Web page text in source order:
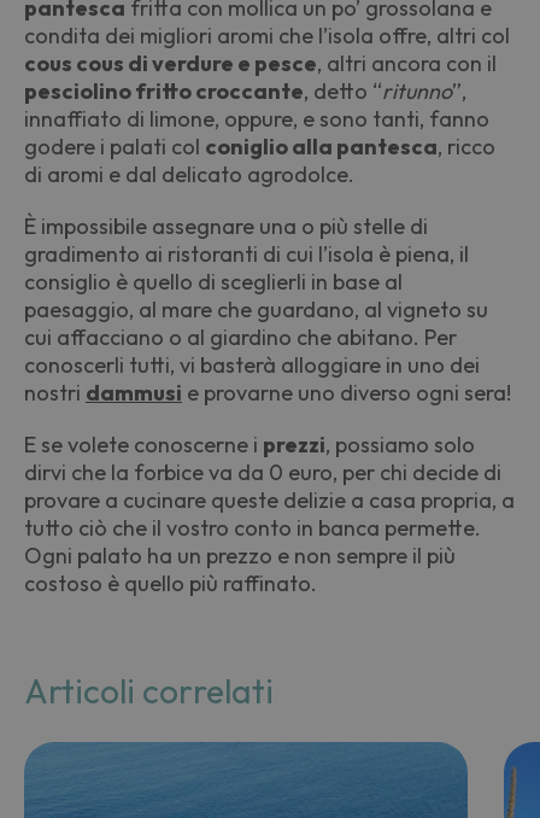
pantesca fritta con mollica un po’ grossolana e
condita dei migliori aromi che l’isola offre, altri col
cous cous di verdure e pesce, altri ancora con il
pesciolino fritto croccante, detto “ritunno”,
innaffiato di limone, oppure, e sono tanti, fanno
godere i palati col coniglio alla pantesca, ricco
di aromi e dal delicato agrodolce.
È impossibile assegnare una o più stelle di
gradimento ai ristoranti di cui l’isola è piena, il
consiglio è quello di sceglierli in base al
paesaggio, al mare che guardano, al vigneto su
cui affacciano o al giardino che abitano. Per
conoscerli tutti, vi basterà alloggiare in uno dei
nostri dammusi e provarne uno diverso ogni sera!
E se volete conoscerne i prezzi, possiamo solo
dirvi che la forbice va da 0 euro, per chi decide di
provare a cucinare queste delizie a casa propria, a
tutto ciò che il vostro conto in banca permette.
Ogni palato ha un prezzo e non sempre il più
costoso è quello più raffinato.
Articoli correlati